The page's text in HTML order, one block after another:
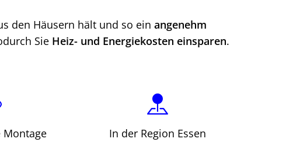
den Häusern hält und so ein angenehm
Sie Heiz- und Energiekosten einsparen.
Montage In der Region Essen